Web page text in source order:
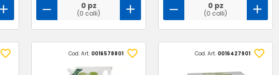
0 pz
(0 colli)
0 pz
(0 colli)
Cod. Art. 0016578801 Cod. Art. 0016427901